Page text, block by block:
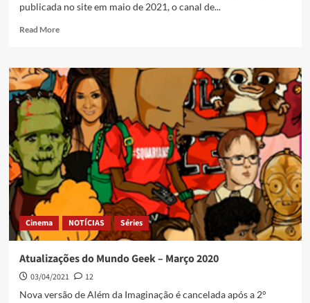
publicada no site em maio de 2021, o canal de...
Read More
Cinema NOTÍCIAS Séries
Atualizações do Mundo Geek – Março 2020
03/04/2021
12
Nova versão de Além da Imaginação é cancelada após a 2°